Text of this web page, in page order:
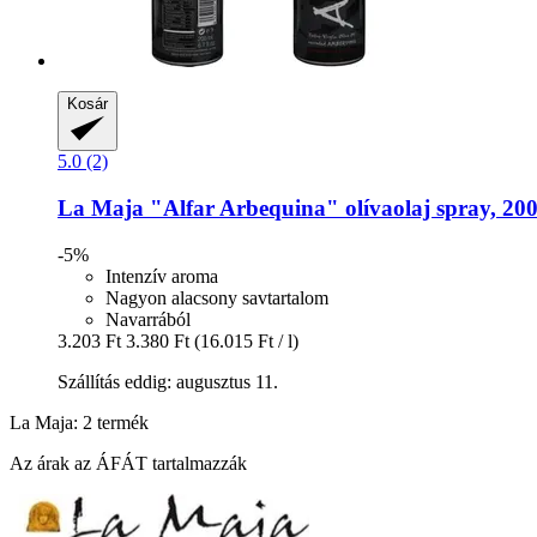
Kosár
5.0 (2)
La Maja "Alfar Arbequina" olívaolaj spray,
-5%
Intenzív aroma
Nagyon alacsony savtartalom
Navarrából
3.203 Ft 3.380 Ft (16.015 Ft / l)
Szállítás eddig: augusztus 11.
La Maja: 2 termék
Az árak az ÁFÁT tartalmazzák